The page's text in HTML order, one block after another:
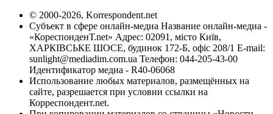
© 2000-2026, Korrespondent.net
Субъект в сфере онлайн-медиа Название онлайн-медиа -
«КореспонденТ.net» Адрес: 02091, місто Київ,
ХАРКІВСЬКЕ ШОСЕ, будинок 172-Б, офіс 208/1 E-mail:
sunlight@mediadim.com.ua Телефон: 044-205-43-00
Идентификатор медиа - R40-06068
Использование любых материалов, размещённых на
сайте, разрешается при условии ссылки на
Корреспондент.net.